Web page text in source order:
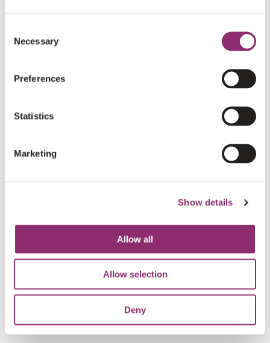
Selection
Necessary
Preferences
Statistics
Marketing
Show details
Allow all
Allow selection
Deny
De voordelen van het sponsoren van deze bijzondere
actie op een rijtje: